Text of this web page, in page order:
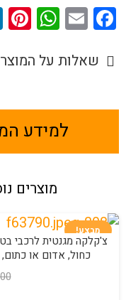
Facebook
Email
שאלות על
למידע
מוצרים
מבצע!
צ'קלקה מגנטית לרכבי
כחול, אדום או כתום, 24 נוריות SMD מהבהבות, עמיד למים